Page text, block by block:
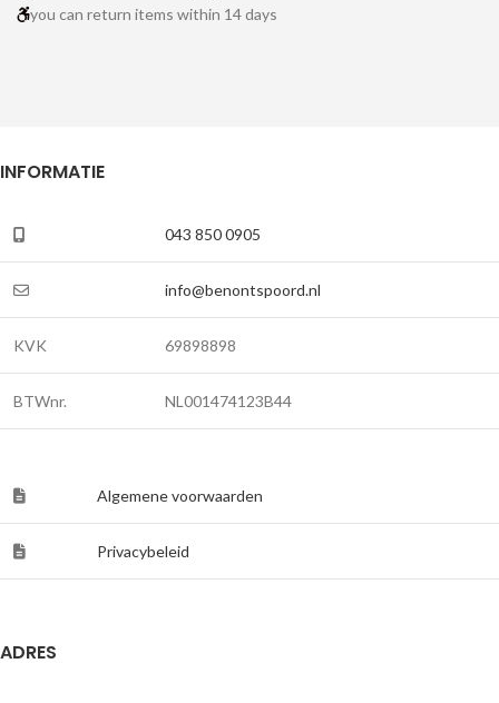
you can return items within 14 days
INFORMATIE
043 850 0905
info@benontspoord.nl
KVK 69898898
BTWnr. NL001474123B44
Algemene voorwaarden
Privacybeleid
ADRES